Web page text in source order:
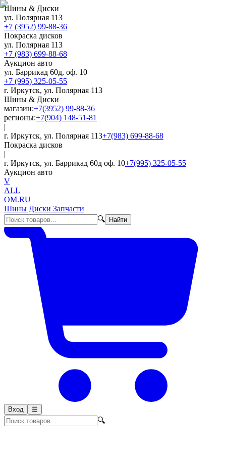
Шины & Диски
ул. Полярная 113
+7 (3952) 99-88-36
Покраска дисков
ул. Полярная 113
+7 (983) 699-88-68
Аукцион авто
ул. Баррикад 60д, оф. 10
+7 (995) 325-05-55
г. Иркутск, ул. Полярная 113
Шины & Диски
магазин:+7(3952) 99-88-36
регионы:+7(904) 148-51-81
|
г. Иркутск, ул. Полярная 113+7(983) 699-88-68
Покраска дисков
|
г. Иркутск, ул. Баррикад 60д оф. 10+7(995) 325-05-55
Аукцион авто
V
ALL
OM.RU
Шины Диски Запчасти
🔍
Найти
Вход ☰
🔍